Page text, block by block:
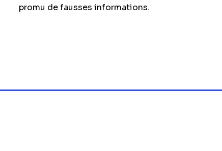
promu de fausses informations.